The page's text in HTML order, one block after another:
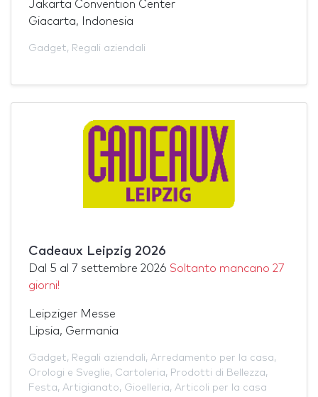
Jakarta Convention Center
Giacarta, Indonesia
Gadget, Regali aziendali
Cadeaux Leipzig 2026
Dal 5 al 7 settembre 2026 Soltanto mancano 27
giorni!
Leipziger Messe
Lipsia, Germania
Gadget, Regali aziendali, Arredamento per la casa,
Orologi e Sveglie, Cartoleria, Prodotti di Bellezza,
Festa, Artigianato, Gioelleria, Articoli per la casa